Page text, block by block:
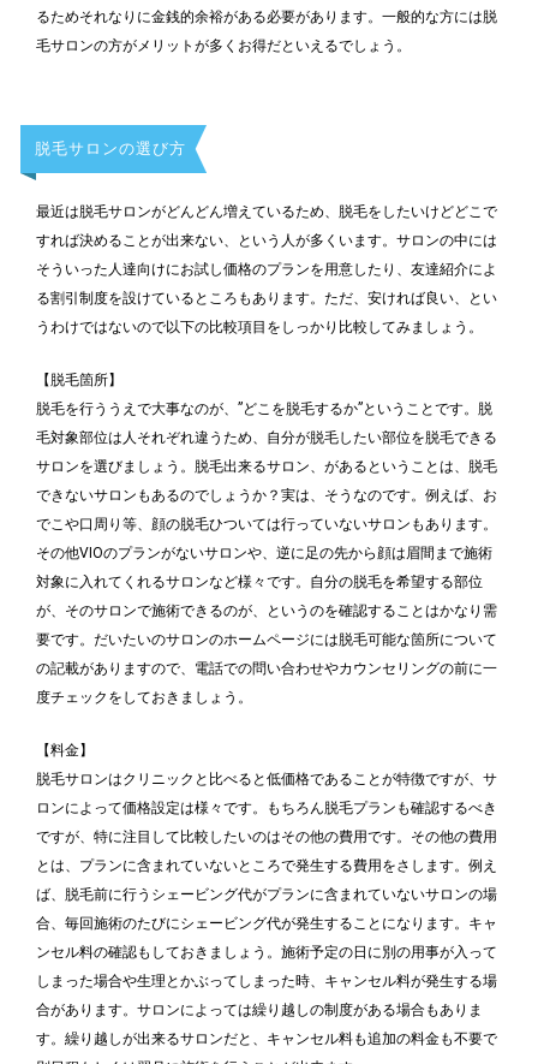
るためそれなりに金銭的余裕がある必要があります。一般的な方には脱
毛サロンの方がメリットが多くお得だといえるでしょう。
脱毛サロンの選び方
最近は脱毛サロンがどんどん増えているため、脱毛をしたいけどどこで
すれば決めることが出来ない、という人が多くいます。サロンの中には
そういった人達向けにお試し価格のプランを用意したり、友達紹介によ
る割引制度を設けているところもあります。ただ、安ければ良い、とい
うわけではないので以下の比較項目をしっかり比較してみましょう。
【脱毛箇所】
脱毛を行ううえで大事なのが、”どこを脱毛するか”ということです。脱
毛対象部位は人それぞれ違うため、自分が脱毛したい部位を脱毛できる
サロンを選びましょう。脱毛出来るサロン、があるということは、脱毛
できないサロンもあるのでしょうか？実は、そうなのです。例えば、お
でこや口周り等、顔の脱毛ひついては行っていないサロンもあります。
その他VIOのプランがないサロンや、逆に足の先から顔は眉間まで施術
対象に入れてくれるサロンなど様々です。自分の脱毛を希望する部位
が、そのサロンで施術できるのが、というのを確認することはかなり需
要です。だいたいのサロンのホームページには脱毛可能な箇所について
の記載がありますので、電話での問い合わせやカウンセリングの前に一
度チェックをしておきましょう。
【料金】
脱毛サロンはクリニックと比べると低価格であることが特徴ですが、サ
ロンによって価格設定は様々です。もちろん脱毛プランも確認するべき
ですが、特に注目して比較したいのはその他の費用です。その他の費用
とは、プランに含まれていないところで発生する費用をさします。例え
ば、脱毛前に行うシェービング代がプランに含まれていないサロンの場
合、毎回施術のたびにシェービング代が発生することになります。キャ
ンセル料の確認もしておきましょう。施術予定の日に別の用事が入って
しまった場合や生理とかぶってしまった時、キャンセル料が発生する場
合があります。サロンによっては繰り越しの制度がある場合もありま
す。繰り越しが出来るサロンだと、キャンセル料も追加の料金も不要で